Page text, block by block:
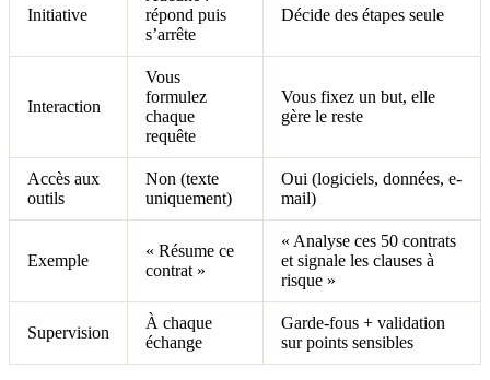
Initiative
répond puis
s’arrête
Décide des étapes seule
Interaction
Vous
formulez
chaque
requête
Vous fixez un but, elle
gère le reste
Accès aux
outils
Non (texte
uniquement)
Oui (logiciels, données, e-
mail)
Exemple
« Résume ce
contrat »
« Analyse ces 50 contrats
et signale les clauses à
risque »
Supervision
À chaque
échange
Garde-fous + validation
sur points sensibles